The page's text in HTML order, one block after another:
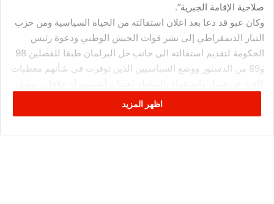
صلاحية الإقامة الجبرية”.
وكان عبو قد دعا بعد اعلان استقالته من الحياة السياسية ومن حزب
التيار الديمقراطي إلى نشر قوات الجيش الوطني ودعوة رئيس
الحكومة لتقديم استقالته الى جانب حل البرلمان طبقا للفصلين 98
و89 من الدستور ووضع السياسيين الذين توفرت في شأنهم معطيات
من الخارج تحت الإقامة الجبرية.
كما طالب بدعوة رئيس الحكومة لتقديم استقالته ثم تكليفه بتسيير
اظهر المزيد